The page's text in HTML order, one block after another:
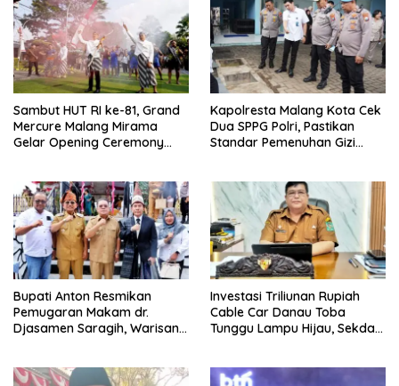
Sambut HUT RI ke-81, Grand
Mercure Malang Mirama
Gelar Opening Ceremony
Kapolresta Malang Kota Cek
Dua SPPG Polri, Pastikan
Standar Pemenuhan Gizi
Bupati Anton Resmikan
Pemugaran Makam dr.
Djasamen Saragih, Warisan
Mendatang
Investasi Triliunan Rupiah
Cable Car Danau Toba
Tunggu Lampu Hijau, Sekda